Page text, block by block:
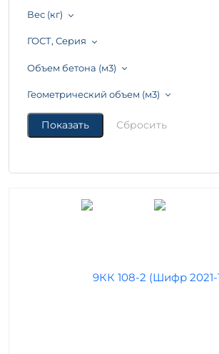
Вес (кг)
ГОСТ, Серия
Объем бетона (м3)
Геометрический объем (м3)